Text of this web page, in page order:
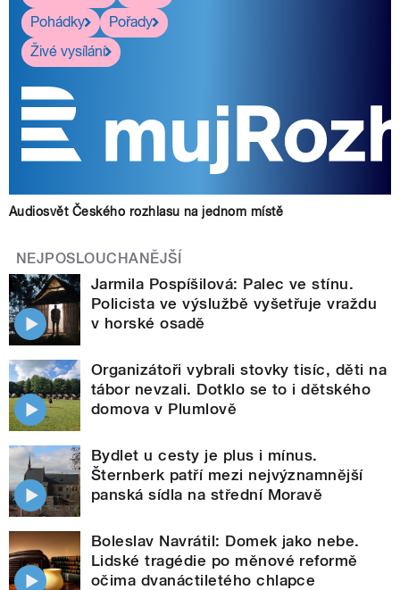
Pohádky
Pořady
Živé vysílání
Audiosvět Českého rozhlasu na jednom místě
NEJPOSLOUCHANĚJŠÍ
Jarmila Pospíšilová: Palec ve stínu.
Policista ve výslužbě vyšetřuje vraždu
v horské osadě
Organizátoři vybrali stovky tisíc, děti na
tábor nevzali. Dotklo se to i dětského
domova v Plumlově
Bydlet u cesty je plus i mínus.
Šternberk patří mezi nejvýznamnější
panská sídla na střední Moravě
Boleslav Navrátil: Domek jako nebe.
Lidské tragédie po měnové reformě
očima dvanáctiletého chlapce